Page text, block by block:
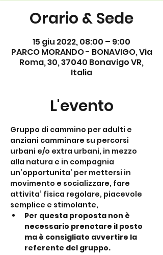
Orario & Sede
15 giu 2022, 08:00 – 9:00
PARCO MORANDO - BONAVIGO, Via
Roma, 30, 37040 Bonavigo VR,
Italia
L'evento
Gruppo di cammino per adulti e
anziani camminare su percorsi
urbani e/o extra urbani, in mezzo
alla natura e in compagnia
un’opportunita’ per mettersi in
movimento e socializzare, fare
attivita’ fisica regolare, piacevole
semplice e stimolante,
Per questa proposta non è
necessario prenotare il posto
ma è consigliato avvertire la
referente del gruppo.